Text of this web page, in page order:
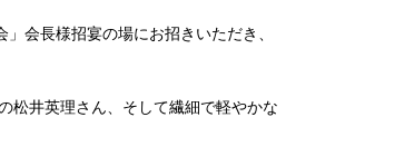
会長様招宴の場にお招きいただき、
松井英理さん、そして繊細で軽やかな